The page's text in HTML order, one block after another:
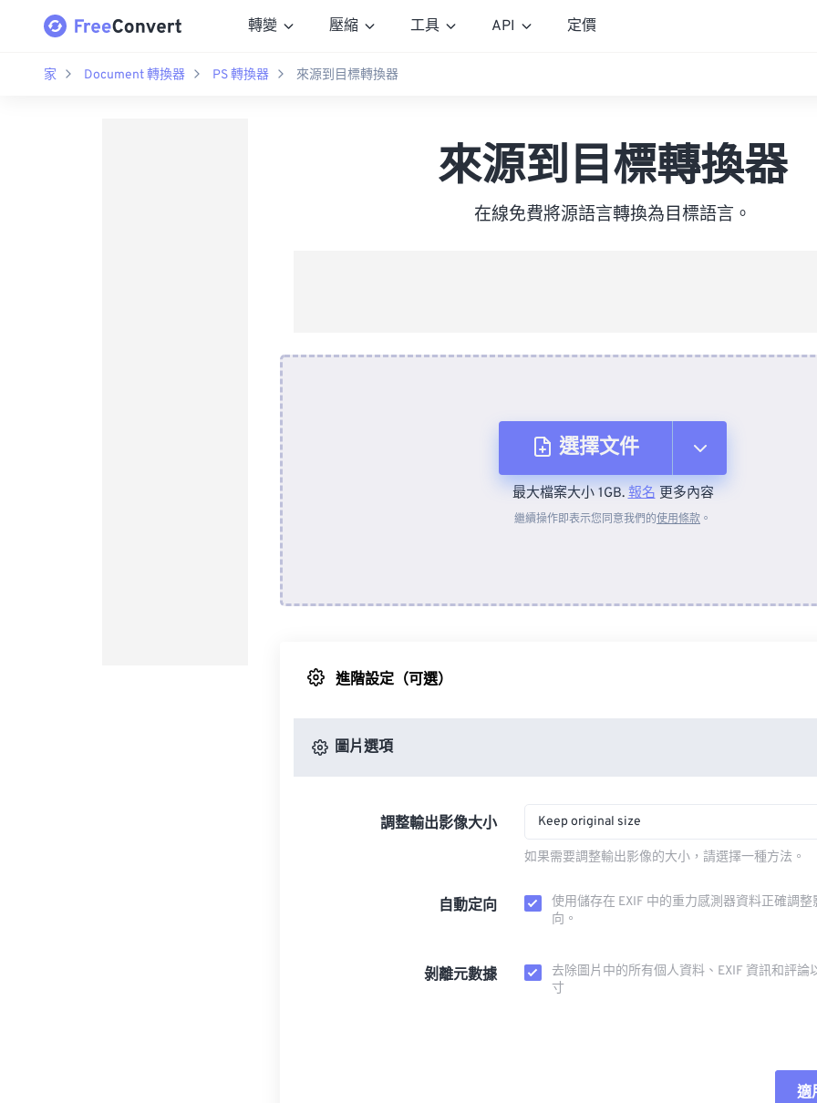
轉變 壓縮 工具 API 定價
家 Document 轉換器 PS 轉換器 來源到目標轉換器
來源到目標轉換器
在線免費將源語言轉換為目標語言。
選擇文件
來自裝置
最大檔案大小 1GB.報名更多內容
繼續操作即表示您同意我們的使用條款 。
進階設定（可選）
圖片選項
調整輸出影像大小 Keep original size
如果需要調整輸出影像的大小，請選擇一種方法。
自動定向
使用儲存在 EXIF 中的重力感測器資料正確調整
向。
剝離元數據
去除圖片中的所有個人資料、EXIF 資訊和評論
寸
適